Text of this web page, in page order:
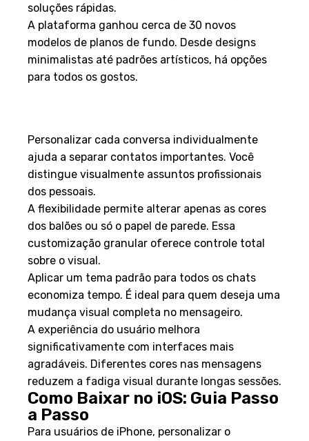
soluções rápidas.
A plataforma ganhou cerca de 30 novos
modelos de planos de fundo. Desde designs
minimalistas até padrões artísticos, há opções
para todos os gostos.
Personalizar cada conversa individualmente
ajuda a separar contatos importantes. Você
distingue visualmente assuntos profissionais
dos pessoais.
A flexibilidade permite alterar apenas as cores
dos balões ou só o papel de parede. Essa
customização granular oferece controle total
sobre o visual.
Aplicar um tema padrão para todos os chats
economiza tempo. É ideal para quem deseja uma
mudança visual completa no mensageiro.
A experiência do usuário melhora
significativamente com interfaces mais
agradáveis. Diferentes cores nas mensagens
reduzem a fadiga visual durante longas sessões.
Como Baixar no iOS: Guia Passo
a Passo
Para usuários de iPhone, personalizar o